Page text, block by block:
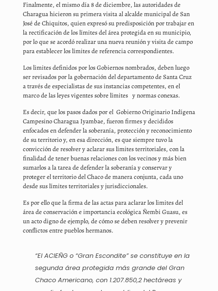
Finalmente, el mismo día 8 de diciembre, las autoridades de
Charagua hicieron su primera visita al alcalde municipal de San
José de Chiquitos, quien expresó su predisposición por trabajar en
la rectificación de los límites del área protegida en su municipio,
por lo que se acordó realizar una nueva reunión y visita de campo
para establecer los límites de referencia correspondientes.
Los limites definidos por los Gobiernos nombrados, deben luego
ser revisados por la gobernación del departamento de Santa Cruz
a través de especialistas de sus instancias competentes, en el
marco de las leyes vigentes sobre límites y normas conexas.
Es decir, que los pasos dados por el Gobierno Originario Indígena
Campesino Charagua Iyambae, fueron firmes y decididos
enfocados en defender la soberanía, protección y reconocimiento
de su territorio y, en esa dirección, es que siempre tuvo la
convicción de resolver y aclarar sus límites territoriales, con la
finalidad de tener buenas relaciones con los vecinos y más bien
sumarlos a la tarea de defender la soberanía y conservar y
proteger el territorio del Chaco de manera conjunta, cada uno
desde sus límites territoriales y jurisdiccionales.
Es por ello que la firma de las actas para aclarar los limites del
área de conservación e importancia ecológica Ñembi Guasu, es
un acto digno de ejemplo, de cómo se deben resolver y prevenir
conflictos entre pueblos hermanos.
“El ACIEÑG o “Gran Escondite” se constituye en la
segunda área protegida más grande del Gran
Chaco Americano, con 1.207.850,2 hectáreas y